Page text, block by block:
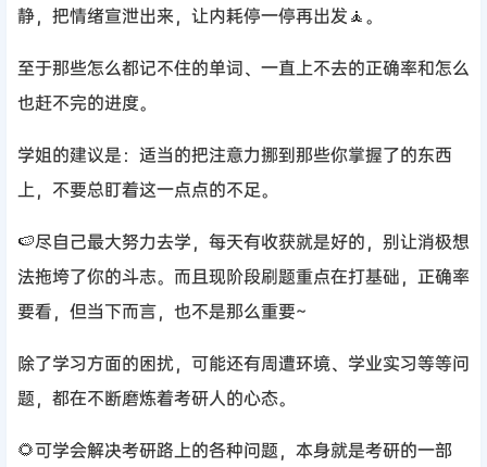
静，把情绪宣泄出来，让内耗停一停再出发🧘。
至于那些怎么都记不住的单词、一直上不去的正确率和怎么
也赶不完的进度。
学姐的建议是：适当的把注意力挪到那些你掌握了的东西
上，不要总盯着这一点点的不足。
🍉尽自己最大努力去学，每天有收获就是好的，别让消极想
法拖垮了你的斗志。而且现阶段刷题重点在打基础，正确率
要看，但当下而言，也不是那么重要~
除了学习方面的困扰，可能还有周遭环境、学业实习等等问
题，都在不断磨炼着考研人的心态。
🌻可学会解决考研路上的各种问题，本身就是考研的一部